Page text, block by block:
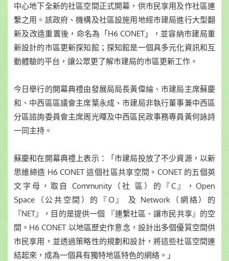
中心地下全新的社區空間正式開幕，供市民享用及作社區連
繫之用。該政府、機構及社區設施用地經市建局進行大型翻
新及改造重置後，命名為「H6 CONET」，並容納市建局重
新設計的市區更新探知館；探知館是一個具多元化資訊和互
動體驗的平台，讓公眾更了解市建局的市區更新工作。
今日舉行的開幕典禮由發展局局長黃偉綸、市建局主席蘇慶
和、中西區區議會主席葉永成、市建局非執行董事兼中西區
分區諮詢委員會主席周光暉及中西區民政事務專員黃何詠詩
一同主持。
蘇慶和在開幕典禮上表示：「市建局投放了不少資源，以新
思維締造 H6 CONET 這個社區共享空間。CONET 的五個英
文字母，取自 Community（社 區）的『C』，Open
Space（公共空間）的『O』 及 Network（網絡）的
『NET』，目的是提供一個 『連繫社區、讓市民共享』的空
間。H6 CONET 以地區歷史作意念，設計出多個優質空間供
市民享用，並透過策略性的規劃和設計，將這些社區空間連
結起來，成為一個具有獨特地區特色的網絡。」